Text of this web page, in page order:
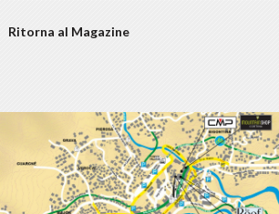
Ritorna al Magazine